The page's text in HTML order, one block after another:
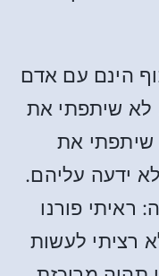
הינם עם אדם
לא שיתפתי את
שיתפתי את
ידעה עליהם.
ראיתי פורנו
רציתי לעשות